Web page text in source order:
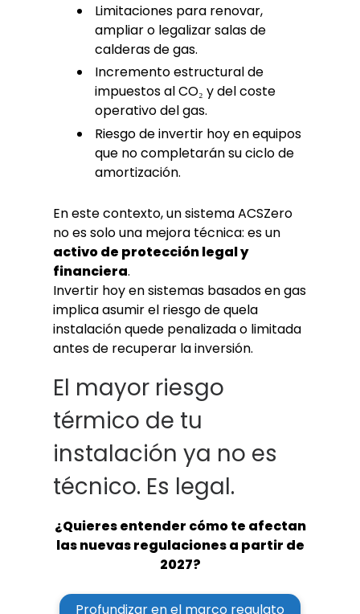
Limitaciones para renovar,
ampliar o legalizar salas de
calderas de gas.
Incremento estructural de
impuestos al CO₂ y del coste
operativo del gas.
Riesgo de invertir hoy en equipos
que no completarán su ciclo de
amortización.
En este contexto, un sistema ACSZero
no es solo una mejora técnica: es un
activo de protección legal y
financiera.
Invertir hoy en sistemas basados en gas
implica asumir el riesgo de quela
instalación quede penalizada o limitada
antes de recuperar la inversión.
El mayor riesgo
térmico de tu
instalación ya no es
técnico. Es legal.
¿Quieres entender cómo te afectan
las nuevas regulaciones a partir de
2027?
Profundizar en el marco regulato